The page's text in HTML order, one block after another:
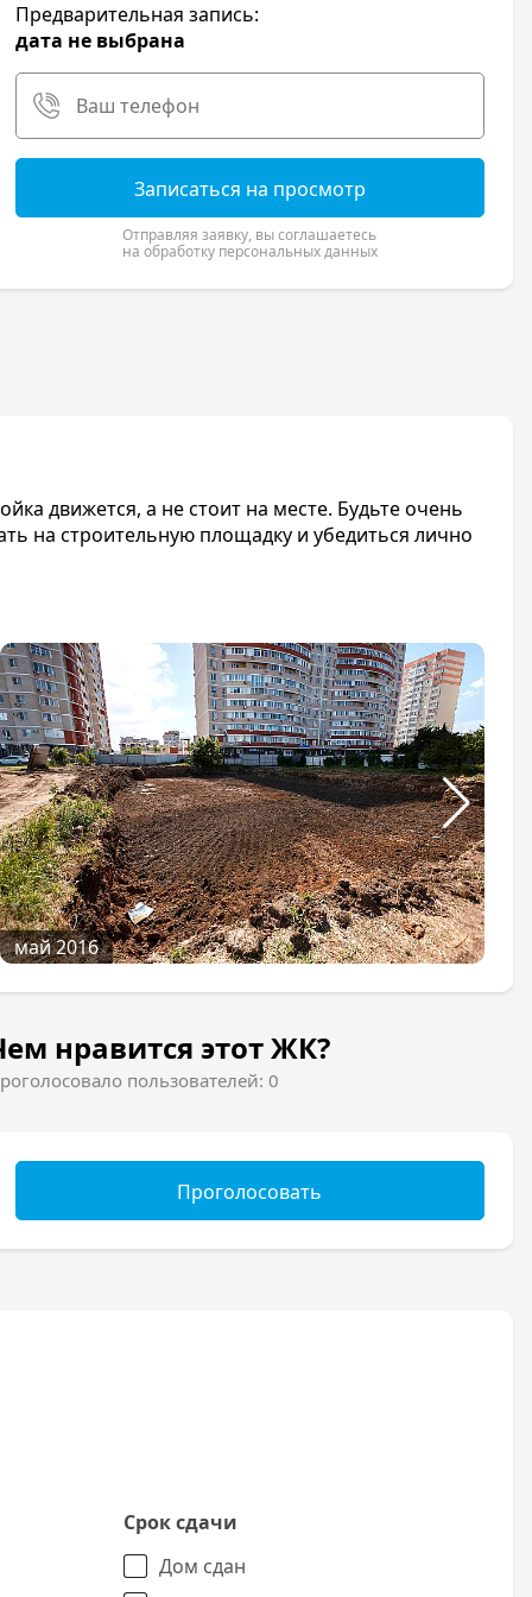
Предварительная запись:
дата не выбрана
Записаться на просмотр
Отправляя заявку, вы соглашаетесь
на обработку персональных данных
движется, а не стоит на месте. Будьте очень
на строительную площадку и убедиться лично
май 2016
нравится этот ЖК?
пользователей: 0
Проголосовать
Срок сдачи
Дом сдан